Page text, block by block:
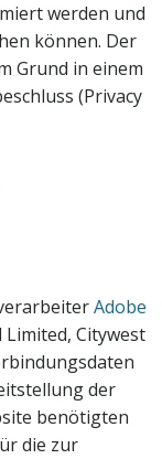
werden und
können. Der
Grund in einem
(Privacy
Adobe
Limited, Citywest
der
benötigten
die zur